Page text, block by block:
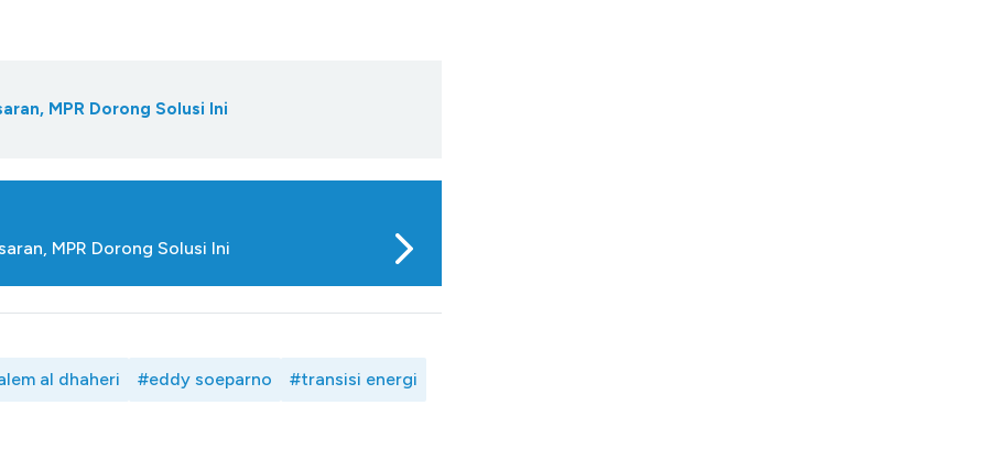
MPR Dorong Solusi Ini
MPR Dorong Solusi Ini
al dhaheri #eddy soeparno #transisi energi